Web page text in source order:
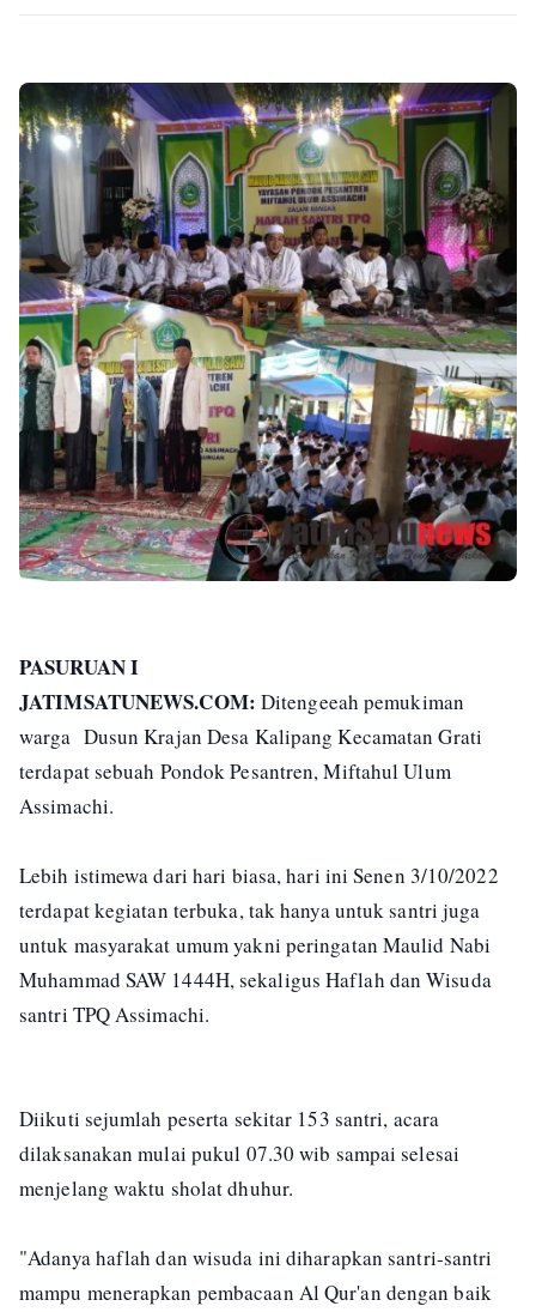
PASURUAN I
JATIMSATUNEWS.COM: Ditengeeah pemukiman
warga Dusun Krajan Desa Kalipang Kecamatan Grati
terdapat sebuah Pondok Pesantren, Miftahul Ulum
Assimachi.
Lebih istimewa dari hari biasa, hari ini Senen 3/10/2022
terdapat kegiatan terbuka, tak hanya untuk santri juga
untuk masyarakat umum yakni peringatan Maulid Nabi
Muhammad SAW 1444H, sekaligus Haflah dan Wisuda
santri TPQ Assimachi.
Diikuti sejumlah peserta sekitar 153 santri, acara
dilaksanakan mulai pukul 07.30 wib sampai selesai
menjelang waktu sholat dhuhur.
"Adanya haflah dan wisuda ini diharapkan santri-santri
mampu menerapkan pembacaan Al Qur'an dengan baik